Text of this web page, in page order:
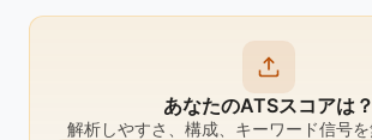
あなたのATSスコアは？
解析しやすさ、構成、キーワード信号を